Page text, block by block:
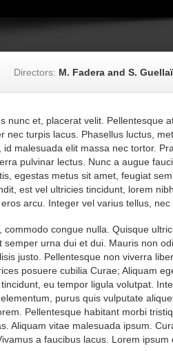
Directors: M. Fadera and S. Guellaï
nunc et, placerat velit. Pellentesque
nec turpis lacus. Phasellus luctus,
malesuada elit massa nec tortor.
pulvinar lectus. Nunc a augue
egestas metus sit amet, feugiat
est vel ultricies tincidunt, lorem
arcu. Integer vel varius tellus, nec
congue nulla. Quisque
urna dui et dui. Mauris non
justo. Pellentesque non viverra
posuere cubilia Curae; Aliquam
eu tempor ligula volutpat.
purus quis vulputate
Pellentesque habitant morbi
Aliquam vitae malesuada ipsum.
a faucibus lacus. Lorem ipsum